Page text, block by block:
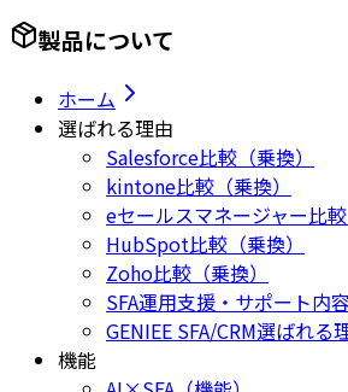
製品について
ホーム
選ばれる理由
Salesforce比較（乗換）
kintone比較（乗換）
eセールスマネージャー比較
HubSpot比較（乗換）
Zoho比較（乗換）
SFA運用支援・サポート内容
GENIEE SFA/CRM選ばれる
機能